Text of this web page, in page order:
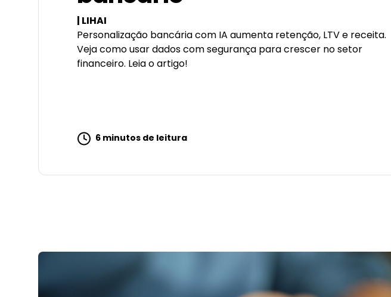
| LIHAI
Personalização bancária com IA aumenta retenção, LTV e receita.
Veja como usar dados com segurança para crescer no setor
financeiro. Leia o artigo!
6 minutos de leitura